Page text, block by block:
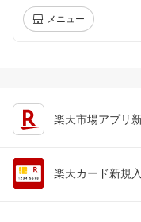
メニュー
楽天市場アプリ
楽天カード新規